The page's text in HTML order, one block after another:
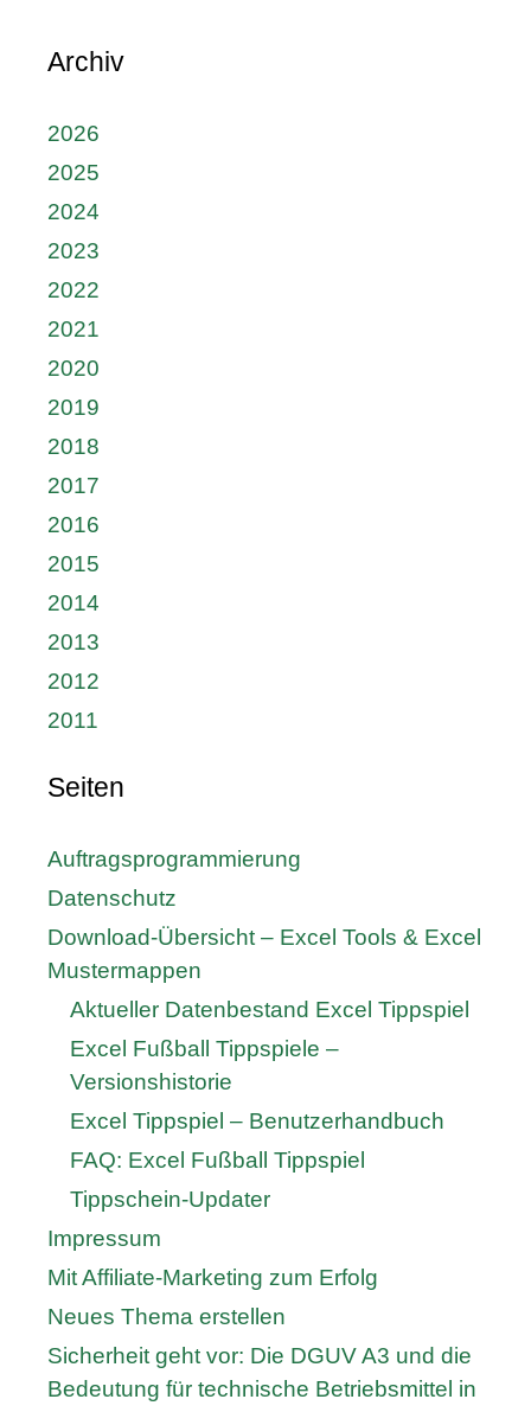
Archiv
2026
2025
2024
2023
2022
2021
2020
2019
2018
2017
2016
2015
2014
2013
2012
2011
Seiten
Auftragsprogrammierung
Datenschutz
Download-Übersicht – Excel Tools & Excel
Mustermappen
Aktueller Datenbestand Excel Tippspiel
Excel Fußball Tippspiele –
Versionshistorie
Excel Tippspiel – Benutzerhandbuch
FAQ: Excel Fußball Tippspiel
Tippschein-Updater
Impressum
Mit Affiliate-Marketing zum Erfolg
Neues Thema erstellen
Sicherheit geht vor: Die DGUV A3 und die
Bedeutung für technische Betriebsmittel in